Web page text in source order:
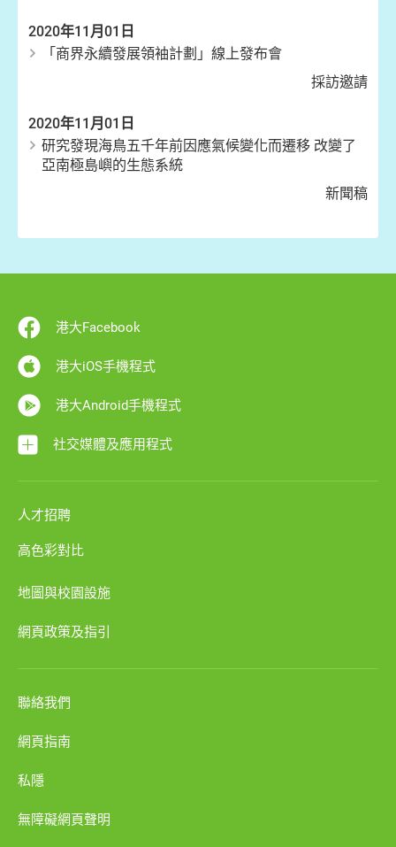
2020年11月01日
「商界永續發展領袖計劃」線上發布會
採訪邀請
2020年11月01日
研究發現海鳥五千年前因應氣候變化而遷移 改變了
亞南極島嶼的生態系統
新聞稿
港大Facebook
港大iOS手機程式
港大Android手機程式
社交媒體及應用程式
人才招聘
高色彩對比
地圖與校園設施
網頁政策及指引
聯絡我們
網頁指南
私隱
無障礙網頁聲明